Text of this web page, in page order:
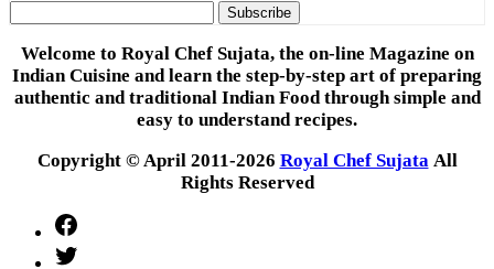
Welcome to Royal Chef Sujata, the on-line Magazine on
Indian Cuisine and learn the step-by-step art of preparing
authentic and traditional Indian Food through simple and
easy to understand recipes.
Copyright © April 2011-2026 Royal Chef Sujata All
Rights Reserved